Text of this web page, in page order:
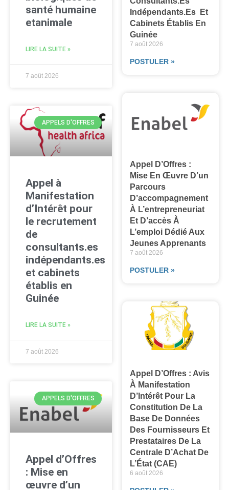
santé humaine
etanimale
LIRE LA SUITE »
7 août 2026
APPELS D'OFFRES
Appel à
Manifestation
d’Intérêt pour
le recrutement
de
consultants.es
indépendants.es
et cabinets
établis en
Guinée
LIRE LA SUITE »
7 août 2026
APPELS D'OFFRES
Appel d’Offres
: Mise en
œuvre d’un
Indépendants.es Et
Cabinets Établis En
Guinée
7 août 2026
POSTULER »
Appel D’Offres :
Mise En Œuvre D’un
Parcours
D’accompagnement
À L’entrepreneuriat
Et D’accès À
L’emploi Dédié Aux
Jeunes Apprenants
7 août 2026
POSTULER »
Appel D’Offres : Avis
À Manifestation
D’Intérêt Pour La
Constitution De La
Base De Données
Des Fournisseurs Et
Prestataires De La
Centrale D’Achat De
L’État (CAE)
6 août 2026